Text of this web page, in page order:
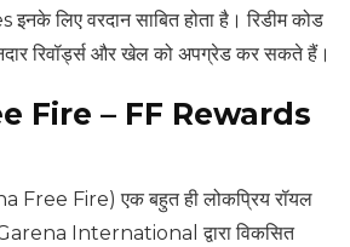
लिए वरदान साबित होता है। रिडीम कोड
रिवॉर्ड्स और खेल को अपग्रेड कर सकते हैं।
Fire – FF Rewards
Free Fire) एक बहुत ही लोकप्रिय रॉयल
International द्वारा विकसित